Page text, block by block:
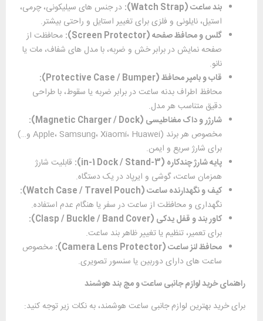
بند ساعت (Watch Strap
): در جنس ‌های سیلیکونی، چرمی،
استیل، نایلونی و فلزی برای تغییر استایل و راحتی بیشتر.
گلس و محافظ صفحه (Screen Protector
): محافظت از
صفحه نمایش در برابر خش و ضربه، با مدل ‌های شفاف، مات یا
نانو.
قاب و بامپر محافظ (Protective Case / Bumper
):
محافظ اطراف بدنه ساعت در برابر ضربه یا سقوط، با طراحی
دقیق متناسب هر مدل.
شارژر و داک مغناطیسی (Magnetic Charger / Dock
):
مخصوص هر برند (Apple، Samsung، Xiaomi، Huawei و…)
برای شارژ سریع و ایمن.
پایه شارژ چندکاره (3-
in-1 Dock / Stand
): قابلیت شارژ
همزمان ساعت، گوشی و ایرپاد در یک دستگاه.
کیف و نگهدارنده ساعت (Watch Case / Travel Pouch
):
نگهداری و محافظت از ساعت در سفر یا هنگام عدم استفاده.
کاور بند و قفل یدکی (Clasp / Buckle / Band Cover
):
برای تعمیر، تنظیم یا تغییر ظاهر بند ساعت.
محافظ لنز ساعت (Camera Lens Protector
): مخصوص
ساعت‌ های دارای دوربین یا سنسور تصویری.
راهنمای خرید لوازم جانبی ساعت و مچ ‌بند هوشمند
برای خرید بهترین لوازم جانبی ساعت هوشمند، به نکات زیر توجه کنید: